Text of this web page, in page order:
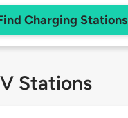
Charging Stations
Stations